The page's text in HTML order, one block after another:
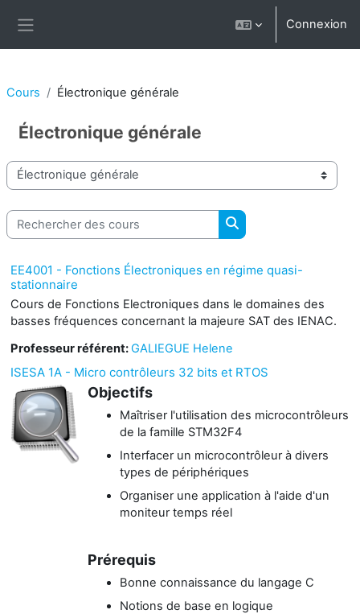
Connexion
Cours Électronique générale
Électronique générale
Catégories de cours
Rechercher des cours
Rechercher des cours
EE4001 - Fonctions Électroniques en régime quasi-
stationnaire
Cours de Fonctions Electroniques dans le domaines des
basses fréquences concernant la majeure SAT des IENAC.
Professeur référent:GALIEGUE Helene
ISESA 1A - Micro contrôleurs 32 bits et RTOS
Objectifs
Maîtriser l'utilisation des microcontrôleurs
de la famille STM32F4
Interfacer un microcontrôleur à divers
types de périphériques
Organiser une application à l'aide d'un
moniteur temps réel
Prérequis
Bonne connaissance du langage C
Notions de base en logique